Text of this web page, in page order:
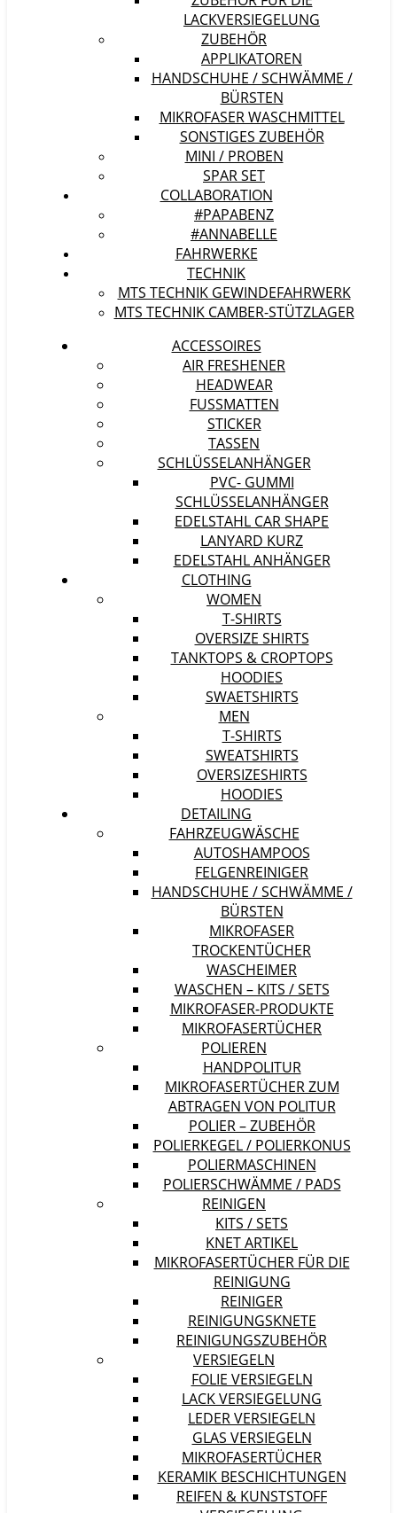
LACKVERSIEGELUNG
ZUBEHÖR
APPLIKATOREN
HANDSCHUHE / SCHWÄMME /
BÜRSTEN
MIKROFASER WASCHMITTEL
SONSTIGES ZUBEHÖR
MINI / PROBEN
SPAR SET
COLLABORATION
#PAPABENZ
#ANNABELLE
FAHRWERKE
TECHNIK
MTS TECHNIK GEWINDEFAHRWERK
MTS TECHNIK CAMBER-STÜTZLAGER
ACCESSOIRES
AIR FRESHENER
HEADWEAR
FUSSMATTEN
STICKER
TASSEN
SCHLÜSSELANHÄNGER
PVC- GUMMI
SCHLÜSSELANHÄNGER
EDELSTAHL CAR SHAPE
LANYARD KURZ
EDELSTAHL ANHÄNGER
CLOTHING
WOMEN
T-SHIRTS
OVERSIZE SHIRTS
TANKTOPS & CROPTOPS
HOODIES
SWAETSHIRTS
MEN
T-SHIRTS
SWEATSHIRTS
OVERSIZESHIRTS
HOODIES
DETAILING
FAHRZEUGWÄSCHE
AUTOSHAMPOOS
FELGENREINIGER
HANDSCHUHE / SCHWÄMME /
BÜRSTEN
MIKROFASER
TROCKENTÜCHER
WASCHEIMER
WASCHEN – KITS / SETS
MIKROFASER-PRODUKTE
MIKROFASERTÜCHER
POLIEREN
HANDPOLITUR
MIKROFASERTÜCHER ZUM
ABTRAGEN VON POLITUR
POLIER – ZUBEHÖR
POLIERKEGEL / POLIERKONUS
POLIERMASCHINEN
POLIERSCHWÄMME / PADS
REINIGEN
KITS / SETS
KNET ARTIKEL
MIKROFASERTÜCHER FÜR DIE
REINIGUNG
REINIGER
REINIGUNGSKNETE
REINIGUNGSZUBEHÖR
VERSIEGELN
FOLIE VERSIEGELN
LACK VERSIEGELUNG
LEDER VERSIEGELN
GLAS VERSIEGELN
MIKROFASERTÜCHER
KERAMIK BESCHICHTUNGEN
REIFEN & KUNSTSTOFF